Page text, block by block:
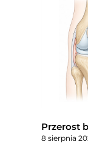
Przerost
8 sierpnia